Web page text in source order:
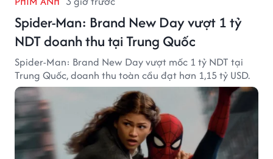
Spider-Man: Brand New Day vượt 1 tỷ
NDT doanh thu tại Trung Quốc
Spider-Man: Brand New Day vượt mốc 1 tỷ NDT tại
Trung Quốc, doanh thu toàn cầu đạt hơn 1,15 tỷ USD.